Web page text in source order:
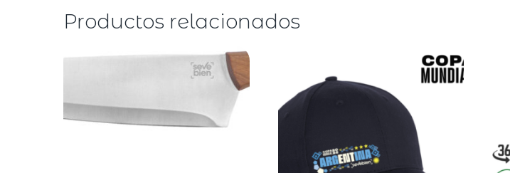
Productos relacionados